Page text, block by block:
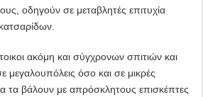
οδηγούν σε μεταβλητές επιτυχία
ακόμη και σύγχρονων σπιτιών και
μεγαλουπόλεις όσο και σε μικρές
τα βάλουν με απρόσκλητους επισκέπτες